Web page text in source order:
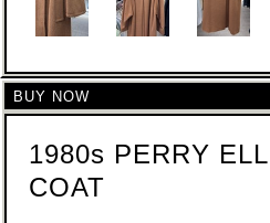
BUY NOW
1980s PERRY
COAT